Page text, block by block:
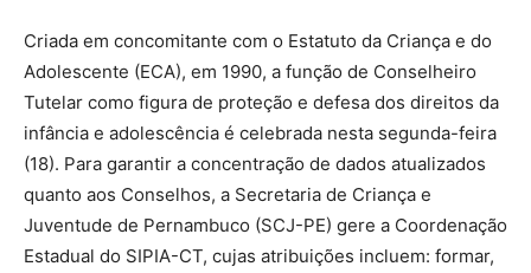
Criada em concomitante com o Estatuto da Criança e do
Adolescente (ECA), em 1990, a função de Conselheiro
Tutelar como figura de proteção e defesa dos direitos da
infância e adolescência é celebrada nesta segunda-feira
(18). Para garantir a concentração de dados atualizados
quanto aos Conselhos, a Secretaria de Criança e
Juventude de Pernambuco (SCJ-PE) gere a Coordenação
Estadual do SIPIA-CT, cujas atribuições incluem: formar,